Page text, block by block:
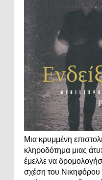
Μια κρυμμένη
κληροδότημα μιας
έμελλε να
σχέση του Νικηφόρου